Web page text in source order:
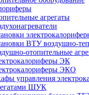
агрегаты
ВТУ воздушно-
отопительные
ЭК
ЭКО
управления
ШУК